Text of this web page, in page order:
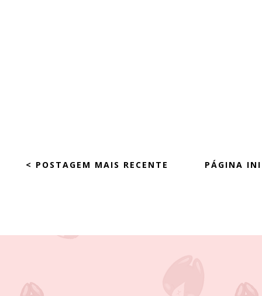
< POSTAGEM MAIS RECENTE PÁGINA